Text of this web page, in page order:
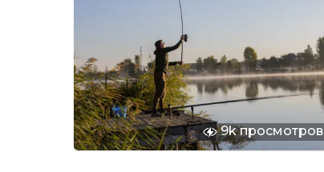
9k просмотров